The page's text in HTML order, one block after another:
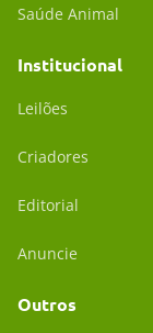
Saúde Animal
Institucional
Leilões
Criadores
Editorial
Anuncie
Outros